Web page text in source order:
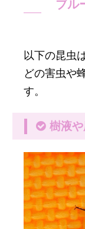
ブル
以下の昆虫
どの害虫や
す。
樹液